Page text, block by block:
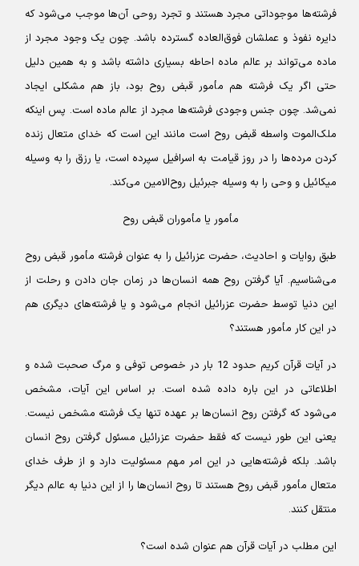
فرشته‌ها موجوداتی مجرد هستند و تجرد روحی آن‌ها موجب می‌شود که
دایره نفوذ و عملشان فوق‌العاده گسترده باشد. چون یک وجود مجرد از
ماده می‌تواند بر عالم ماده احاطه بسیاری داشته باشد و به همین دلیل
حتی اگر یک فرشته هم مأمور قبض روح بود، باز هم مشکلی ایجاد
نمی‌شد. چون جنس وجودی فرشته‌ها مجرد از عالم ماده است. پس اینکه
ملک‌الموت واسطه قبض روح است مانند این است که خدای متعال زنده
کردن مرده‌ها را در روز قیامت به اسرافیل سپرده است، یا رزق را به وسیله
میکائیل و وحی را به وسیله جبرئیل روح‌الامین می‌کند.
مأمور یا مأموران قبض روح
طبق روایات و احادیث، حضرت عزرائیل را به عنوان فرشته مأمور قبض روح
می‌شناسیم. آیا گرفتن روح همه انسان‌ها در زمان جان دادن و رحلت از
این دنیا توسط حضرت عزرائیل انجام می‌شود و یا فرشته‌های دیگری هم
در این کار مأمور هستند؟
در آیات قرآن کریم حدود 12 بار در خصوص توفی و مرگ صحبت شده و
اطلاعاتی در این باره داده شده است. بر اساس این آیات، مشخص
می‌شود که گرفتن روح انسان‌ها بر عهده تنها یک فرشته مشخص نیست.
یعنی این طور نیست که فقط حضرت عزرائیل مسئول گرفتن روح انسان
باشد. بلکه فرشته‌هایی در این امر مهم مسئولیت دارد و از طرف خدای
متعال مأمور قبض روح هستند تا روح انسان‌ها را از این دنیا به عالم دیگر
منتقل کنند.
این مطلب در آیات قرآن هم عنوان شده است؟